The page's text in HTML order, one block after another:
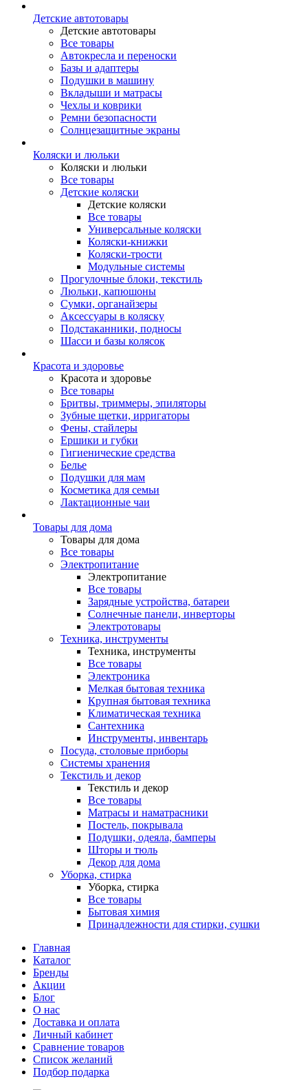
Детские автотовары
Детские автотовары
Все товары
Автокресла и переноски
Базы и адаптеры
Подушки в машину
Вкладыши и матрасы
Чехлы и коврики
Ремни безопасности
Солнцезащитные экраны
Коляски и люльки
Коляски и люльки
Все товары
Детские коляски
Детские коляски
Все товары
Универсальные коляски
Коляски-книжки
Коляски-трости
Модульные системы
Прогулочные блоки, текстиль
Люльки, капюшоны
Сумки, органайзеры
Аксессуары в коляску
Подстаканники, подносы
Шасси и базы колясок
Красота и здоровье
Красота и здоровье
Все товары
Бритвы, триммеры, эпиляторы
Зубные щетки, ирригаторы
Фены, стайлеры
Ершики и губки
Гигиенические средства
Белье
Подушки для мам
Косметика для семьи
Лактационные чаи
Товары для дома
Товары для дома
Все товары
Электропитание
Электропитание
Все товары
Зарядные устройства, батареи
Солнечные панели, инверторы
Электротовары
Техника, инструменты
Техника, инструменты
Все товары
Электроника
Мелкая бытовая техника
Крупная бытовая техника
Климатическая техника
Сантехника
Инструменты, инвентарь
Посуда, столовые приборы
Системы хранения
Текстиль и декор
Текстиль и декор
Все товары
Матрасы и наматрасники
Постель, покрывала
Подушки, одеяла, бамперы
Шторы и тюль
Декор для дома
Уборка, стирка
Уборка, стирка
Все товары
Бытовая химия
Принадлежности для стирки, сушки
Главная
Каталог
Бренды
Акции
Блог
О нас
Доставка и оплата
Личный кабинет
Сравнение товаров
Список желаний
Подбор подарка